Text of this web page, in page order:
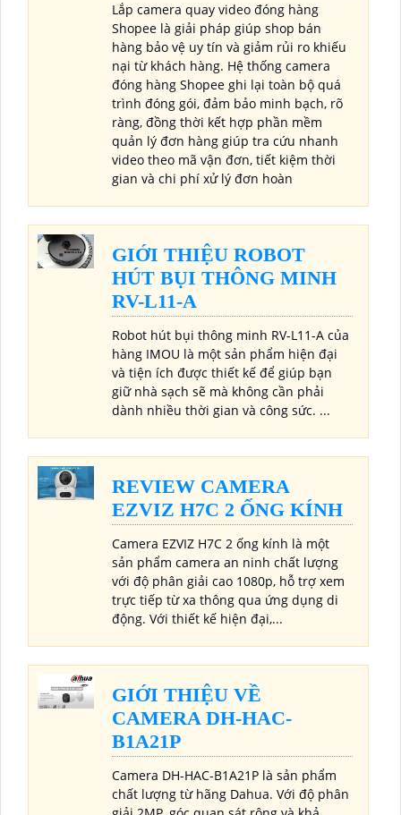
Lắp camera quay video đóng hàng
Shopee là giải pháp giúp shop bán
hàng bảo vệ uy tín và giảm rủi ro khiếu
nại từ khách hàng. Hệ thống camera
đóng hàng Shopee ghi lại toàn bộ quá
trình đóng gói, đảm bảo minh bạch, rõ
ràng, đồng thời kết hợp phần mềm
quản lý đơn hàng giúp tra cứu nhanh
video theo mã vận đơn, tiết kiệm thời
gian và chi phí xử lý đơn hoàn
GIỚI THIỆU ROBOT
HÚT BỤI THÔNG MINH
RV-L11-A
Robot hút bụi thông minh RV-L11-A của
hàng IMOU là một sản phẩm hiện đại
và tiện ích được thiết kế để giúp bạn
giữ nhà sạch sẽ mà không cần phải
dành nhiều thời gian và công sức. ...
REVIEW CAMERA
EZVIZ H7C 2 ỐNG KÍNH
Camera EZVIZ H7C 2 ống kính là một
sản phẩm camera an ninh chất lượng
với độ phân giải cao 1080p, hỗ trợ xem
trực tiếp từ xa thông qua ứng dụng di
động. Với thiết kế hiện đại,...
GIỚI THIỆU VỀ
CAMERA DH-HAC-
B1A21P
Camera DH-HAC-B1A21P là sản phẩm
chất lượng từ hãng Dahua. Với độ phân